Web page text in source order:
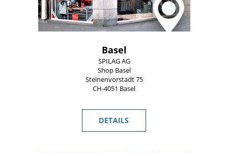
Basel
SPILAG AG
Shop Basel
Steinenvorstadt 75
CH-4051 Basel
DETAILS